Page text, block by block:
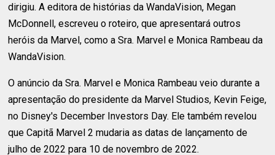
dirigiu. A editora de histórias da WandaVision, Megan
McDonnell, escreveu o roteiro, que apresentará outros
heróis da Marvel, como a Sra. Marvel e Monica Rambeau da
WandaVision.
O anúncio da Sra. Marvel e Monica Rambeau veio durante a
apresentação do presidente da Marvel Studios, Kevin Feige,
no Disney's December Investors Day. Ele também revelou
que Capitã Marvel 2 mudaria as datas de lançamento de
julho de 2022 para 10 de novembro de 2022.